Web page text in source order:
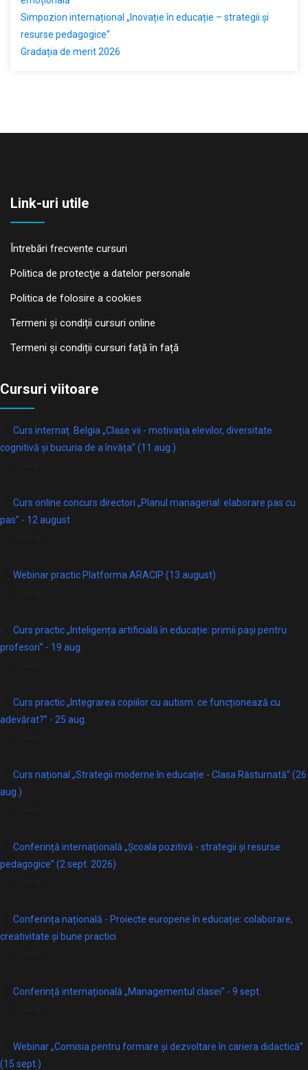
Simpozion internațional „Inovație în educație – strategii și
resurse pedagogice”
Gradația de merit 2026
Link-uri utile
Întrebări frecvente cursuri
Politica de protecţie a datelor personale
Politica de folosire a cookies
Termeni și condiții cursuri online
Termeni și condiții cursuri față în față
Cursuri viitoare
Curs internaț. Belgia „Clase vii - motivația elevilor, diversitate
cognitivă și bucuria de a învăța” (11 aug.)
Curs online concurs directori „Planul managerial: elaborare pas cu
pas” - 12 august
Webinar practic Platforma ARACIP (13 august)
Curs practic „Inteligența artificială în educație: primii pași pentru
profesori” - 19 aug.
Curs practic „Integrarea copiilor cu autism: ce funcționează cu
adevărat?” - 25 aug.
Curs național „Strategii moderne în educație - Clasa Răsturnată” (26
aug.)
Conferință internațională „Școala pozitivă - strategii și resurse
pedagogice” (2 sept. 2026)
Conferința națională - Proiecte europene în educație: colaborare,
creativitate și bune practici
Conferință internațională „Managementul clasei” - 9 sept.
Webinar „Comisia pentru formare și dezvoltare în cariera didactică”
(15 sept.)